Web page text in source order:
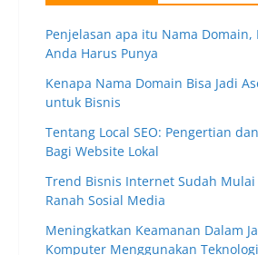
Penjelasan apa itu Nama Domain,
Anda Harus Punya
Kenapa Nama Domain Bisa Jadi
untuk Bisnis
Tentang Local SEO: Pengertian
Bagi Website Lokal
Trend Bisnis Internet Sudah Mulai
Ranah Sosial Media
Meningkatkan Keamanan Dalam
Komputer Menggunakan